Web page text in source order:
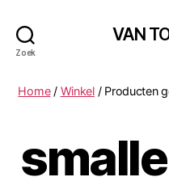
Zoek
VAN
Home/ Winkel/ Producten